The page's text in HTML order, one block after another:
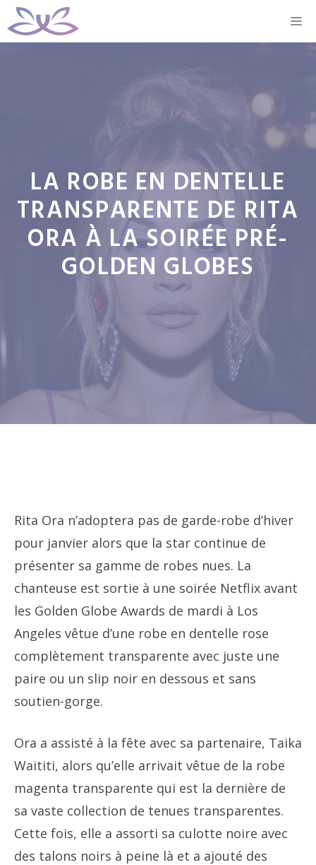
Aller
au
LA ROBE EN DENTELLE
TRANSPARENTE DE RITA
ORA À LA SOIRÉE PRÉ-
GOLDEN GLOBES
Rita Ora n’adoptera pas de garde-robe d’hiver
pour janvier alors que la star continue de
présenter sa gamme de robes nues. La
chanteuse est sortie à une soirée Netflix avant
les Golden Globe Awards de mardi à Los
Angeles vêtue d’une robe en dentelle rose
complètement transparente avec juste une
paire ou un slip noir en dessous et sans
soutien-gorge.
Ora a assisté à la fête avec sa partenaire, Taika
Waititi, alors qu’elle arrivait vêtue de la robe
magenta transparente qui est la dernière de
sa vaste collection de tenues transparentes.
Cette fois, elle a assorti sa culotte noire avec
des talons noirs à peine là et a ajouté des